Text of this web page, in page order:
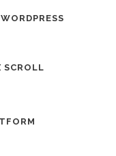
SCROLL